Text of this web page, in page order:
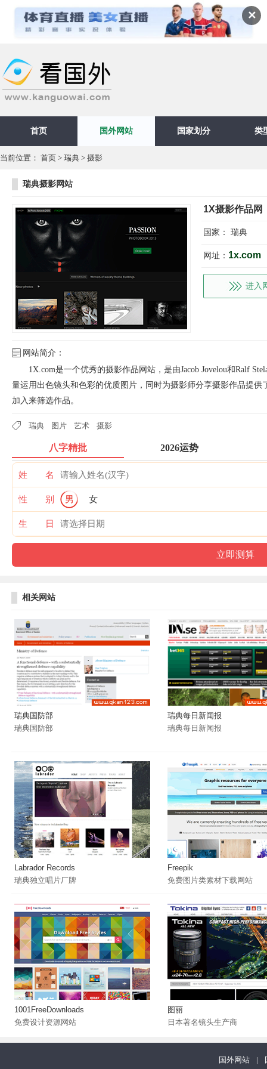
✕
首页 国外网站 国家划分 类
当前位置： 首页 > 瑞典 > 摄影
瑞典摄影网站
1X摄影作品网
国家： 瑞典
网址： 1x.com
进入
网站简介：
1X.com是一个优秀的摄影作品网站，是由Jacob Jovelou和Ralf
量运用出色镜头和色彩的优质图片，同时为摄影师分享摄影作品提
加入来筛选作品。
瑞典 图片 艺术 摄影
八字精批 2026运势
姓 名
性 别 男 女
生 日
相关网站
瑞典国防部
瑞典国防部
瑞典每日新闻报
瑞典每日新闻报
Labrador Records
瑞典独立唱片厂牌
Freepik
免费图片类素材下载网站
1001FreeDownloads
免费设计资源网站
图丽
日本著名镜头生产商
国外网站 |